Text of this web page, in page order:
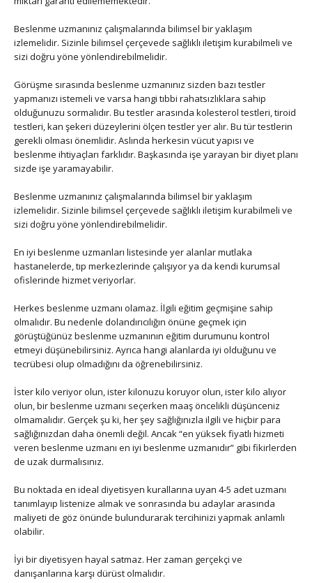
Beslenme uzmanınız çalışmalarında bilimsel bir yaklaşım
izlemelidir. Sizinle bilimsel çerçevede sağlıklı iletişim kurabilmeli ve
sizi doğru yöne yönlendirebilmelidir.
Görüşme sırasında beslenme uzmanınız sizden bazı testler
yapmanızı istemeli ve varsa hangi tıbbi rahatsızlıklara sahip
olduğunuzu sormalıdır. Bu testler arasında kolesterol testleri, tiroid
testleri, kan şekeri düzeylerini ölçen testler yer alır. Bu tür testlerin
gerekli olması önemlidir. Aslında herkesin vücut yapısı ve
beslenme ihtiyaçları farklıdır. Başkasında işe yarayan bir diyet planı
sizde işe yaramayabilir.
Beslenme uzmanınız çalışmalarında bilimsel bir yaklaşım
izlemelidir. Sizinle bilimsel çerçevede sağlıklı iletişim kurabilmeli ve
sizi doğru yöne yönlendirebilmelidir.
En iyi beslenme uzmanları listesinde yer alanlar mutlaka
hastanelerde, tıp merkezlerinde çalışıyor ya da kendi kurumsal
ofislerinde hizmet veriyorlar.
Herkes beslenme uzmanı olamaz. İlgili eğitim geçmişine sahip
olmalıdır. Bu nedenle dolandırıcılığın önüne geçmek için
görüştüğünüz beslenme uzmanının eğitim durumunu kontrol
etmeyi düşünebilirsiniz. Ayrıca hangi alanlarda iyi olduğunu ve
tecrübesi olup olmadığını da öğrenebilirsiniz.
İster kilo veriyor olun, ister kilonuzu koruyor olun, ister kilo alıyor
olun, bir beslenme uzmanı seçerken maaş öncelikli düşünceniz
olmamalıdır. Gerçek şu ki, her şey sağlığınızla ilgili ve hiçbir para
sağlığınızdan daha önemli değil. Ancak “en yüksek fiyatlı hizmeti
veren beslenme uzmanı en iyi beslenme uzmanıdır” gibi fikirlerden
de uzak durmalısınız.
Bu noktada en ideal diyetisyen kurallarına uyan 4-5 adet uzmanı
tanımlayıp listenize almak ve sonrasında bu adaylar arasında
maliyeti de göz önünde bulundurarak tercihinizi yapmak anlamlı
olabilir.
İyi bir diyetisyen hayal satmaz. Her zaman gerçekçi ve
danışanlarına karşı dürüst olmalıdır.